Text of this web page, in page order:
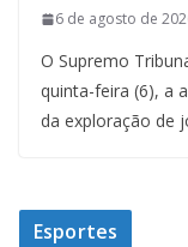
6 de agosto de
O Supremo
quinta-feira (6), a
da exploração de
Esportes